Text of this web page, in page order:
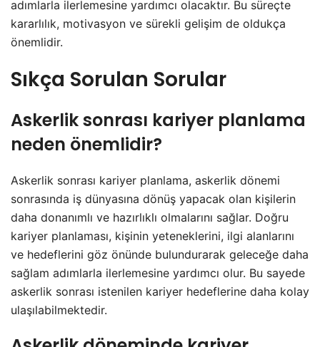
adımlarla ilerlemesine yardımcı olacaktır. Bu süreçte
kararlılık, motivasyon ve sürekli gelişim de oldukça
önemlidir.
Sıkça Sorulan Sorular
Askerlik sonrası kariyer planlama
neden önemlidir?
Askerlik sonrası kariyer planlama, askerlik dönemi
sonrasında iş dünyasına dönüş yapacak olan kişilerin
daha donanımlı ve hazırlıklı olmalarını sağlar. Doğru
kariyer planlaması, kişinin yeteneklerini, ilgi alanlarını
ve hedeflerini göz önünde bulundurarak geleceğe daha
sağlam adımlarla ilerlemesine yardımcı olur. Bu sayede
askerlik sonrası istenilen kariyer hedeflerine daha kolay
ulaşılabilmektedir.